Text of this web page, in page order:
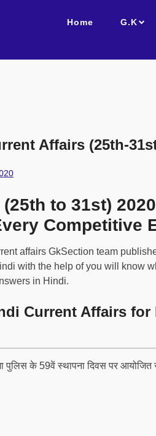
Home G.K
Affairs (25th-
to 31st)
Competitive
affairs GkSection team
with the help of you will know
in Hindi.
Current Affairs for
पुलिस के 59वें स्थापना दिवस पर आयोजित